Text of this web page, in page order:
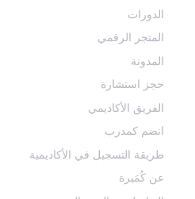
الدورات
المتجر الرقمي
المدونة
حجز استشارة
الفريق الأكاديمي
انضم كمدرب
طريقة التسجيل في الأكاديمية
عن كُمَيرة